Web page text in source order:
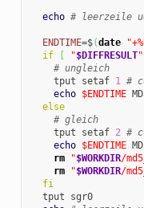
echo # leerzeile
ENDTIME=$(date
if
"$DIFFRESULT"
# ungleich
    tput setaf
1 #
echo
$ENDTIME
else
# gleich
    tput setaf
2 #
echo
$ENDTIME
rm
"$WORKDIR/
rm
"$WORKDIR/
fi
  tput sgr0